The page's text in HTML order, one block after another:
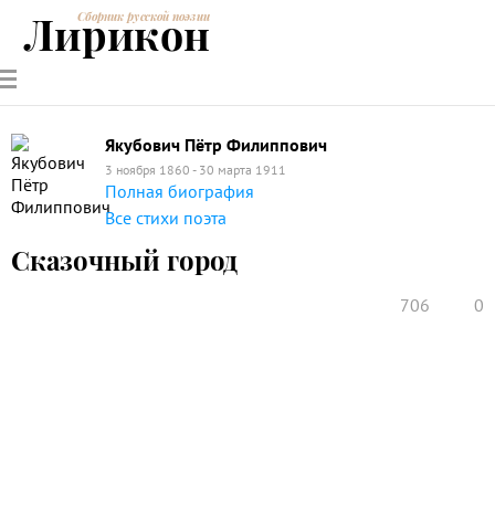
РУССКИЕ
ПОЭТЫ
СОВРЕМЕННИКИЭНЦИКЛОПЕДИЯ
ПОЭЗИИ
Сборник русской поэзии
Лирикон
Якубович Пётр Филиппович
3 ноября 1860 - 30 марта 1911
Полная биография
Все стихи поэта
Сказочный город
706 0